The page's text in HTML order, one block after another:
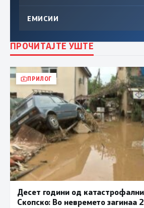
ЕМИСИИ
ПРОЧИТАЈТЕ УШТЕ
ПРИЛОГ
Десет години од
Скопско: Во невремето загинаа